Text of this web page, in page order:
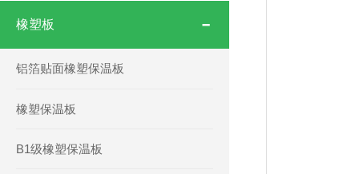
橡塑板
铝箔贴面橡塑保温板
橡塑保温板
B1级橡塑保温板